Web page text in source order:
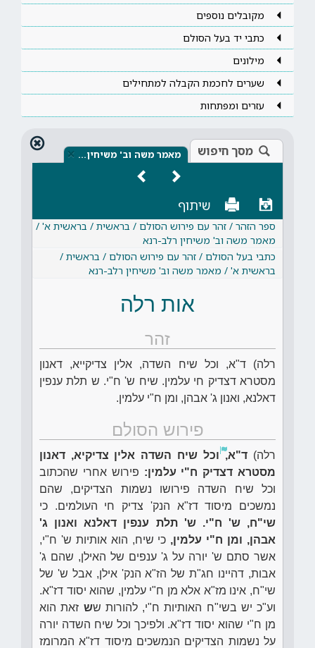
מקובלים נוספים
כתבי יד בעל הסולם
מילונים
שערים לחכמת הקבלה למתחילים
עזרים ומפתחות
מסך חיפוש מאמר משה וב' משיחין… ×
שיתוף
ספר הזהר / זהר עם פירוש הסולם / בראשית / בראשית א' /
מאמר משה וב' משיחין רלב-רנא
כתבי בעל הסולם / זהר עם פירוש הסולם / בראשית /
בראשית א' / מאמר משה וב' משיחין רלב-רנא
אות רלה
זהר
רלה) ד"א, וכל שיח השדה, אלין צדיקייא, דאנון
מסטרא דצדיק חי עלמין. שיח ש' ח"י. ש תלת ענפין
דאלנא, ואנון ג' אבהן, ומן ח"י עלמין.
פירוש הסולם
רלה) ד"א,וכל שיח השדה אלין צדיקיא, דאנון
מסטרא דצדיק ח"י עלמין: פירוש אחרי שהכתוב
וכל שיח השדה פירושו נשמות הצדיקים, שהם
נמשכים מיסוד דז"א הנק' צדיק חי העולמים. כי
שי"ח, ש' ח"י. ש' תלת ענפין דאלנא ואנון ג'
אבהן, ומן ח"י עלמין, כי שיח, הוא אותיות ש' ח"י,
אשר סתם ש' יורה על ג' ענפים של האילן, שהם ג'
אבות, דהיינו חג"ת של הז"א הנק' אילן, אבל ש' של
שי"ח, אינו מז"א אלא מן ח"י עלמין, שהוא יסוד דז"א.
וע"כ יש בשי"ח האותיות ח"י, להורות שש זאת הוא
מן ח"י שהוא יסוד דז"א. ולפיכך וכל שיח השדה יורה
על נשמות הצדיקים הנמשכים מיסוד דז"א המרומז